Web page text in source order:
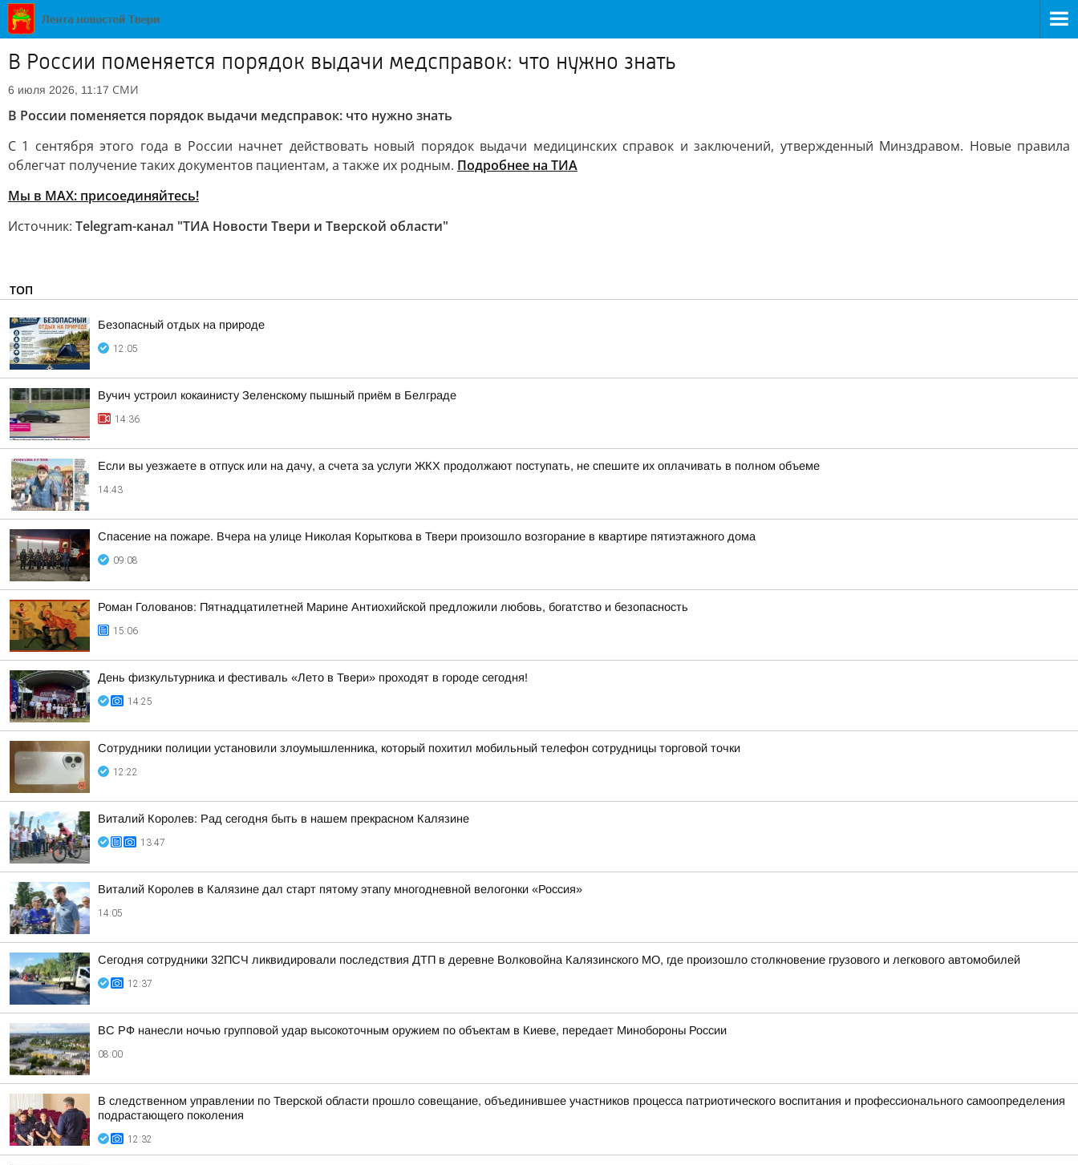
В России поменяется порядок выдачи медсправок: что нужно знать
6 июля 2026, 11:17 СМИ
В России поменяется порядок выдачи медсправок: что нужно знать
С 1 сентября этого года в России начнет действовать новый порядок выдачи медицинских справок и заключений, утвержденный Минздравом. Новые правила
облегчат получение таких документов пациентам, а также их родным. Подробнее на ТИА
Мы в MAX: присоединяйтесь!
Источник: Telegram-канал "ТИА Новости Твери и Тверской области"
ТОП
Безопасный отдых на природе
12:05
Вучич устроил кокаинисту Зеленскому пышный приём в Белграде
14:36
Если вы уезжаете в отпуск или на дачу, а счета за услуги ЖКХ продолжают поступать, не спешите их оплачивать в полном объеме
14:43
Спасение на пожаре. Вчера на улице Николая Корыткова в Твери произошло возгорание в квартире пятиэтажного дома
09:08
Роман Голованов: Пятнадцатилетней Марине Антиохийской предложили любовь, богатство и безопасность
15:06
День физкультурника и фестиваль «Лето в Твери» проходят в городе сегодня!
14:25
Сотрудники полиции установили злоумышленника, который похитил мобильный телефон сотрудницы торговой точки
12:22
Виталий Королев: Рад сегодня быть в нашем прекрасном Калязине
13:47
Виталий Королев в Калязине дал старт пятому этапу многодневной велогонки «Россия»
14:05
Сегодня сотрудники 32ПСЧ ликвидировали последствия ДТП в деревне Волковойна Калязинского МО, где произошло столкновение грузового и легкового автомобилей
12:37
ВС РФ нанесли ночью групповой удар высокоточным оружием по объектам в Киеве, передает Минобороны России
08:00
В следственном управлении по Тверской области прошло совещание, объединившее участников процесса патриотического воспитания и профессионального самоопределения
подрастающего поколения
12:32